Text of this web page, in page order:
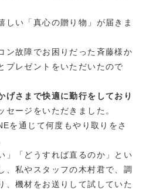
しい「真心の贈り物」が届きま
ン故障でお困りだった斉藤様か
プレゼントをいただいたので
げさまで快適に勤行をしており
セージをいただきました。
を通じて何度もやり取りをさ
」「どうすれば直るのか」とい
、私やスタッフの木村君で、調
、機材をお送りして試していた